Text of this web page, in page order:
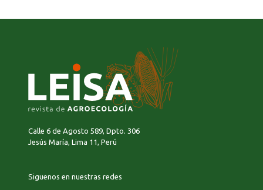
Calle 6 de Agosto 589, Dpto. 306
Jesús María, Lima 11, Perú
Siguenos en nuestras redes